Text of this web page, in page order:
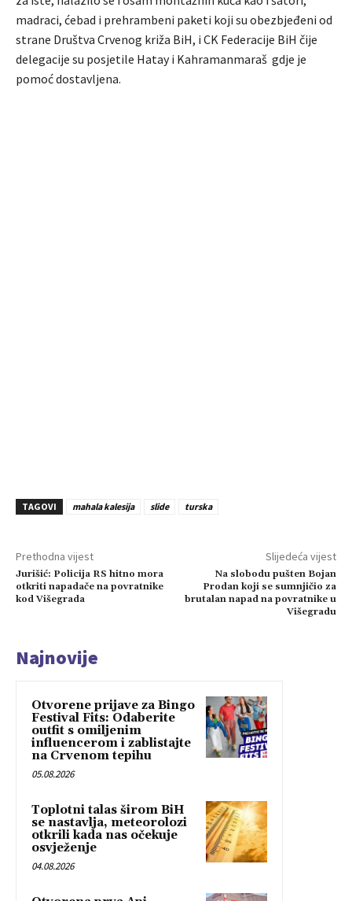
madraci, ćebad i prehrambeni paketi koji su obezbjeđeni od
strane Društva Crvenog križa BiH, i CK Federacije BiH čije
delegacije su posjetile Hatay i Kahramanmaraš gdje je
pomoć dostavljena.
TAGOVI mahala kalesija slide turska
Prethodna vijest
Jurišić: Policija RS hitno mora
otkriti napadače na povratnike
kod Višegrada
Slijedeća vijest
Na slobodu pušten Bojan
Prodan koji se sumnjičio za
brutalan napad na povratnike u
Višegradu
Najnovije
Otvorene prijave za Bingo
Festival Fits: Odaberite
outfit s omiljenim
influencerom i zablistajte
na Crvenom tepihu
05.08.2026
Toplotni talas širom BiH
se nastavlja, meteorolozi
otkrili kada nas očekuje
osvježenje
04.08.2026